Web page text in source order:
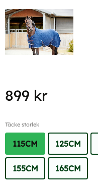
899 kr
Täcke storlek
115CM 125CM
155CM 165CM